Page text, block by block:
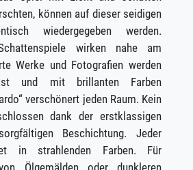
können auf dieser seidigen
wiedergegeben werden.
wirken nahe am
Werke und Fotografien werden
und mit brillanten Farben
verschönert jeden Raum. Kein
dank der erstklassigen
Beschichtung. Jeder
in strahlenden Farben. Für
Ölgemälden oder dunkleren